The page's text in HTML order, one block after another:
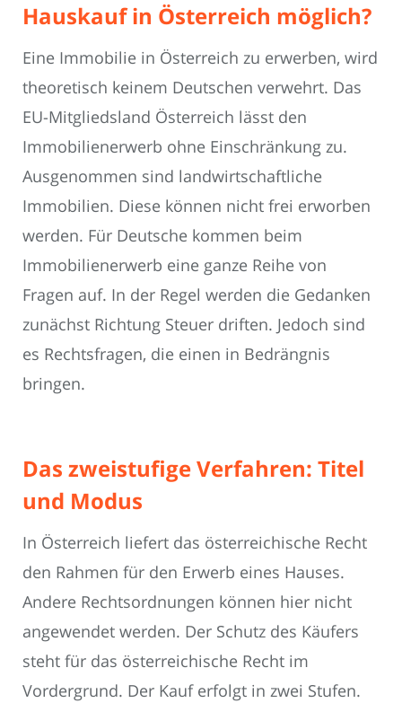
Hauskauf in Österreich möglich?
Eine Immobilie in Österreich zu erwerben, wird
theoretisch keinem Deutschen verwehrt. Das
EU-Mitgliedsland Österreich lässt den
Immobilienerwerb ohne Einschränkung zu.
Ausgenommen sind landwirtschaftliche
Immobilien. Diese können nicht frei erworben
werden. Für Deutsche kommen beim
Immobilienerwerb eine ganze Reihe von
Fragen auf. In der Regel werden die Gedanken
zunächst Richtung Steuer driften. Jedoch sind
es Rechtsfragen, die einen in Bedrängnis
bringen.
Das zweistufige Verfahren: Titel
und Modus
In Österreich liefert das österreichische Recht
den Rahmen für den Erwerb eines Hauses.
Andere Rechtsordnungen können hier nicht
angewendet werden. Der Schutz des Käufers
steht für das österreichische Recht im
Vordergrund. Der Kauf erfolgt in zwei Stufen.